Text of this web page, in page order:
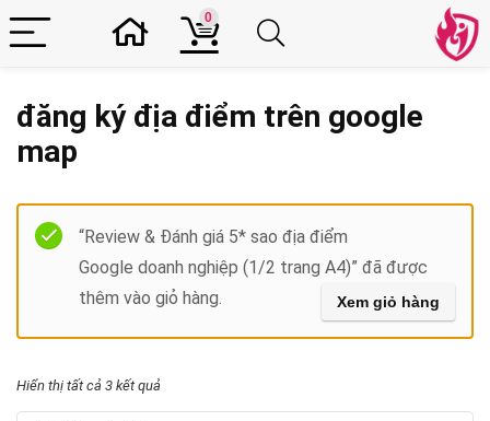
0
đăng ký địa điểm trên google
map
“Review & Đánh giá 5* sao địa điểm
Google doanh nghiệp (1/2 trang A4)” đã được
thêm vào giỏ hàng.
Xem giỏ hàng
Hiển thị tất cả 3 kết quả